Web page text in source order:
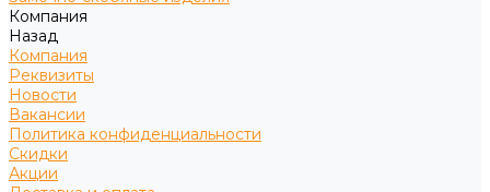
Компания
Назад
Компания
Реквизиты
Новости
Вакансии
Политика конфиденциальности
Скидки
Акции